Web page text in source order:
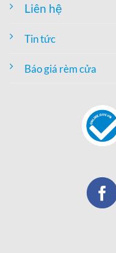
Liên hệ
Tin tức
Báo giá rèm cửa